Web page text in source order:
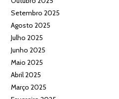
Setembro 2025
Agosto 2025
Julho 2025
Junho 2025
Maio 2025
Abril 2025
Março 2025